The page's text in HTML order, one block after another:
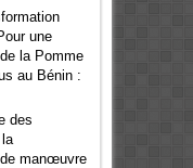
une
la Pomme
au Bénin :
des
manœuvre